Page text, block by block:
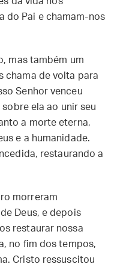
do Pai e chamam-nos
mas também um
chama de volta para
Senhor venceu
ela ao unir seu
a morte eterna,
e a humanidade.
restaurando a
morreram
Deus, e depois
restaurar nossa
no fim dos tempos,
Cristo ressuscitou